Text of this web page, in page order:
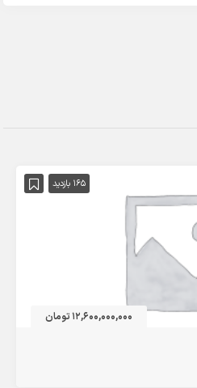
165 بازدید
12,600,000,000 تومان